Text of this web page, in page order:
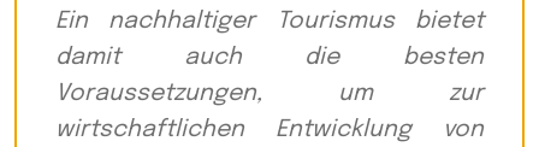
Ein nachhaltiger Tourismus bietet
damit auch die besten
Voraussetzungen, um zur
wirtschaftlichen Entwicklung von